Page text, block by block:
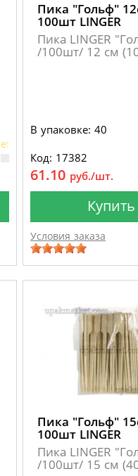
Пика "Гольф"
100шт LINGER
Пика LINGER
/100шт/ 12 см
В упаковке: 40
Код: 17382
61.10 руб./шт.
Купить
Условия заказа
Пика "Гольф"
100шт LINGER
Пика LINGER
/100шт/ 15 см